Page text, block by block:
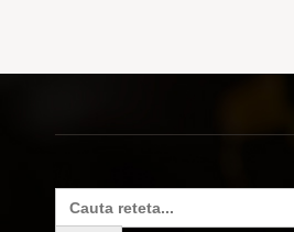
Search
for: